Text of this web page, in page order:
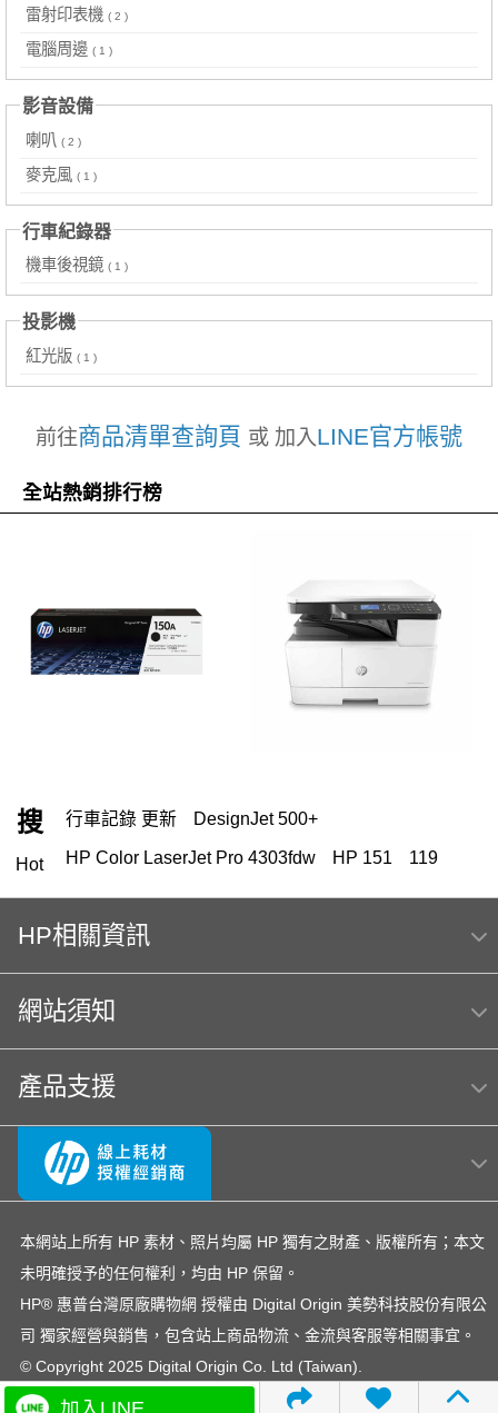
雷射印表機 ( 2 )
電腦周邊 ( 1 )
影音設備
喇叭 ( 2 )
麥克風 ( 1 )
行車紀錄器
機車後視鏡 ( 1 )
投影機
紅光版 ( 1 )
前往商品清單查詢頁 或 加入LINE官方帳號
全站熱銷排行榜
搜
Hot
行車記錄 更新 DesignJet 500+
HP Color LaserJet Pro 4303fdw HP 151 119
HP 222
HP Color Laser jet M856dn A3彩色雷射印表機
(T3U51A) 日本製
m254dw
hp Color LaserJet Pro MFP M283fdw 無線雙面觸控彩
OfficeJet 5200 series OfficeJet Pro 8710
4303fdw 碳粉
環保標章HP LaserJet Pro MFP M428fdn 307
HP OfficeJet 3830驅動程式
145 EliteBook rmn hsn 141c-4 728
Laptop 15-fd1516TU筆電 Smart Tank 725
HP相關資訊
網站須知
產品支援
本網站上所有 HP 素材、照片均屬 HP 獨有之財產、版權所有；本文
未明確授予的任何權利，均由 HP 保留。
HP® 惠普台灣原廠購物網 授權由 Digital Origin 美勢科技股份有限公
司 獨家經營與銷售，包含站上商品物流、金流與客服等相關事宜。
© Copyright 2025 Digital Origin Co. Ltd (Taiwan).
加入LINE